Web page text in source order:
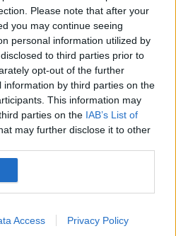
Please note that after your
you may continue seeing
personal information utilized by
to third parties prior to
opt-out of the further
by third parties on the
This information may
parties on the IAB’s List of
may further disclose it to other
Access Privacy Policy
ΦΆΟΥΛ ΚΑΙ ΑΠΟΚΡΟΎΣΕΙΣ
ΈΩΣ 4.00
ΒΊΝΙ ΚΑΙ LATE GOAL ΣΤΗ
ΤΩΝ «ΜΕΓΆΛΩΝ»